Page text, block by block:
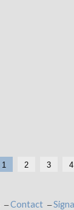
1 2 3 4
Contact